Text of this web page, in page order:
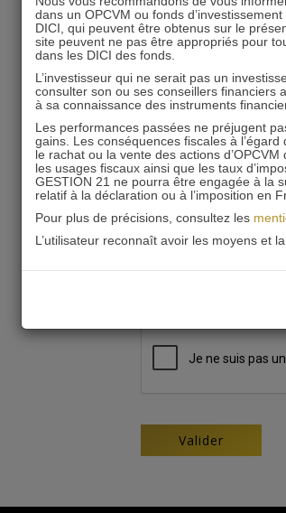
dans un OPCVM ou fonds
DICI, qui peuvent être obtenus sur le
site peuvent ne pas être appropriés pour
dans les DICI des fonds.
L’investisseur qui ne serait pas un
consulter son ou ses conseillers financiers
à sa connaissance des instruments
Les performances passées ne préjugent
gains. Les conséquences fiscales à
le rachat ou la vente des actions
les usages fiscaux ainsi que les taux
GESTION 21 ne pourra être engagée à la
relatif à la déclaration ou à l’imposition en
Pour plus de précisions, consultez les
L’utilisateur reconnaît avoir les moyens et